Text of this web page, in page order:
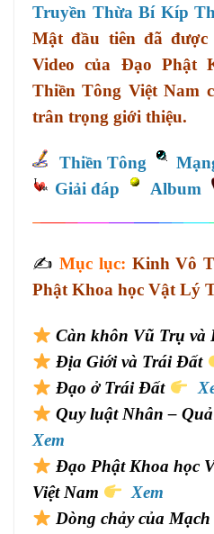
Truyền Thừa Bí Kíp
Mật đầu tiên đã
Video của Đạo Phật
Thiền Tông Việt Nam
trân trọng giới thiệu.
Thiền Tông
Giải đáp
Album
✍️ Mục lục: Kinh Vô
Phật Khoa học Vật Lý
Càn khôn Vũ Trụ và
Địa Giới và Trái Đất
Đạo ở Trái Đất
Quy luật Nhân –
Xem
Đạo Phật Khoa học
Việt Nam
Xem
Dòng chảy của